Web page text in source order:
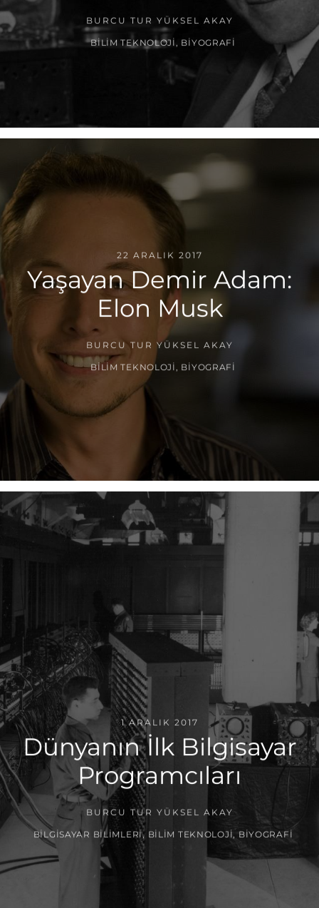
BURCU TUR YÜKSEL AKAY
BILIM TEKNOLOJI , BIYOGRAFI
22 ARALIK 2017
Yaşayan Demir Adam:
Elon Musk
BURCU TUR YÜKSEL AKAY
BILIM TEKNOLOJI BIYOGRAFI
1 ARALIK 2017
Dünyanın İlk Bilgisayar
Programcıları
BURCU TUR YÜKSEL AKAY
BILGISAYAR BILIMLERI, BILIM TEKNOLOJI BIYOGRAFI